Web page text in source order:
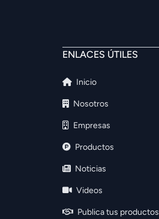
ENLACES ÚTILES
Inicio
Nosotros
Empresas
Productos
Noticias
Videos
Publica tus productos